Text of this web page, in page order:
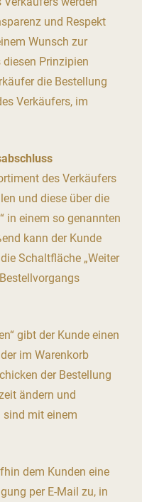
und Respekt
Wunsch zur
Prinzipien
die Bestellung
Verkäufers, im
des Verkäufers
und diese über die
in einem so genannten
kann der Kunde
Schaltfläche „Weiter
gibt der Kunde einen
im Warenkorb
der Bestellung
ändern und
sind mit einem
dem Kunden eine
per E-Mail zu, in